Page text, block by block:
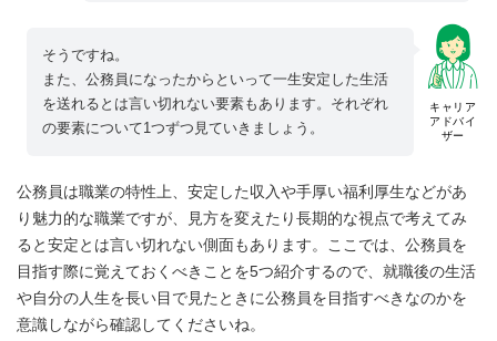
キャリア
アドバイ
ザー
そうですね。
また、公務員になったからといって一生安定した生活
を送れるとは言い切れない要素もあります。それぞれ
の要素について1つずつ見ていきましょう。
公務員は職業の特性上、安定した収入や手厚い福利厚生などがあ
り魅力的な職業ですが、見方を変えたり長期的な視点で考えてみ
ると安定とは言い切れない側面もあります。ここでは、公務員を
目指す際に覚えておくべきことを5つ紹介するので、就職後の生活
や自分の人生を長い目で見たときに公務員を目指すべきなのかを
意識しながら確認してくださいね。